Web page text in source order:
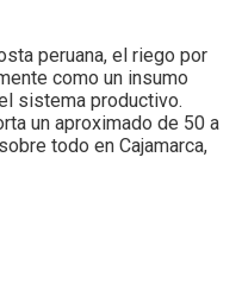
peruana, el riego por
como un insumo
sistema productivo.
un aproximado de 50 a
todo en Cajamarca,